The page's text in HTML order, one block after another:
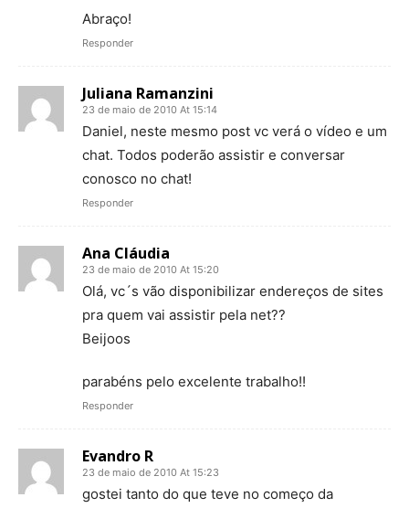
Abraço!
Responder
Juliana Ramanzini
23 de maio de 2010 At 15:14
Daniel, neste mesmo post vc verá o vídeo e um
chat. Todos poderão assistir e conversar
conosco no chat!
Responder
Ana Cláudia
23 de maio de 2010 At 15:20
Olá, vc´s vão disponibilizar endereços de sites
pra quem vai assistir pela net??
Beijoos
parabéns pelo excelente trabalho!!
Responder
Evandro R
23 de maio de 2010 At 15:23
gostei tanto do que teve no começo da